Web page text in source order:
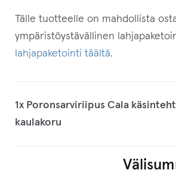
Tälle tuotteelle on mahdollista
ympäristöystävällinen
lahjapaketointi täältä.
1x Poronsarviriipus Cala
kaulakoru